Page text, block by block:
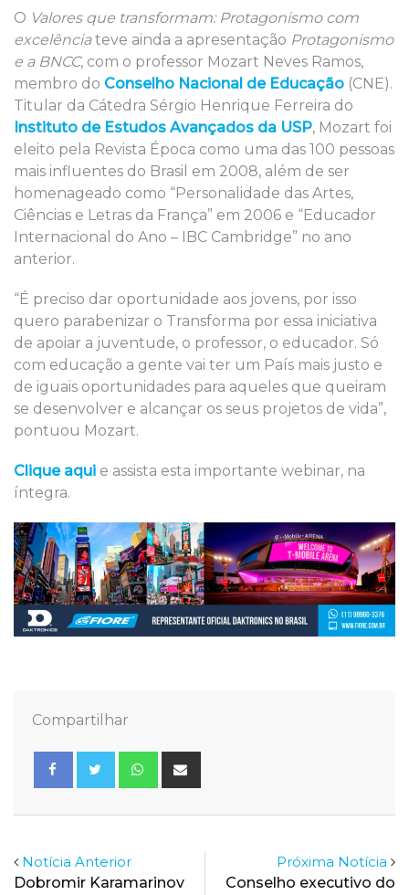
O Valores que transformam: Protagonismo com
excelênciateve ainda a apresentação Protagonismo
e a BNCC, com o professor Mozart Neves Ramos,
membro do Conselho Nacional de Educação (CNE).
Titular da Cátedra Sérgio Henrique Ferreira do
Instituto de Estudos Avançados da USP, Mozart foi
eleito pela Revista Época como uma das 100 pessoas
mais influentes do Brasil em 2008, além de ser
homenageado como “Personalidade das Artes,
Ciências e Letras da França” em 2006 e “Educador
Internacional do Ano – IBC Cambridge” no ano
anterior.
“É preciso dar oportunidade aos jovens, por isso
quero parabenizar o Transforma por essa iniciativa
de apoiar a juventude, o professor, o educador. Só
com educação a gente vai ter um País mais justo e
de iguais oportunidades para aqueles que queiram
se desenvolver e alcançar os seus projetos de vida”,
pontuou Mozart.
Clique aqui e assista esta importante webinar, na
íntegra.
Compartilhar
Whatsapp
Notícia Anterior
Dobromir Karamarinov
Próxima Notícia
Conselho executivo do